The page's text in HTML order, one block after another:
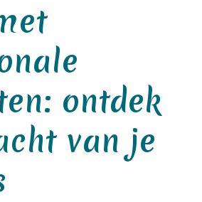
ontdek
van je